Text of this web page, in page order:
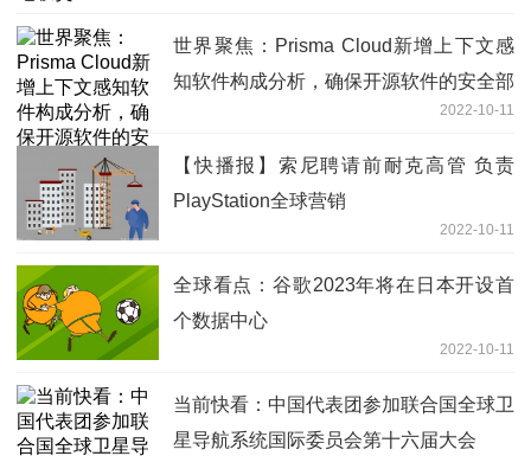
世界聚焦：Prisma Cloud新增上下文感
知软件构成分析，确保开源软件的安全部
2022-10-11
【快播报】索尼聘请前耐克高管 负责
PlayStation全球营销
2022-10-11
全球看点：谷歌2023年将在日本开设首
个数据中心
2022-10-11
当前快看：中国代表团参加联合国全球卫
星导航系统国际委员会第十六届大会